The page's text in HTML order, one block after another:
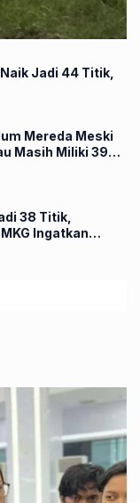
Jadi 44 Titik,
Mereda Meski
Masih Miliki 39
38 Titik,
Ingatkan